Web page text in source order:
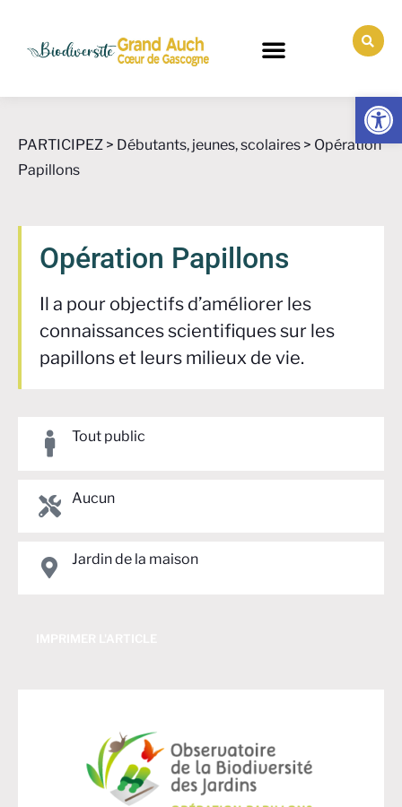
PARTICIPEZ > Débutants, jeunes, scolaires > Opération
Papillons
Opération Papillons
Il a pour objectifs d’améliorer les
connaissances scientifiques sur les
papillons et leurs milieux de vie.
Tout public
Aucun
Jardin de la maison